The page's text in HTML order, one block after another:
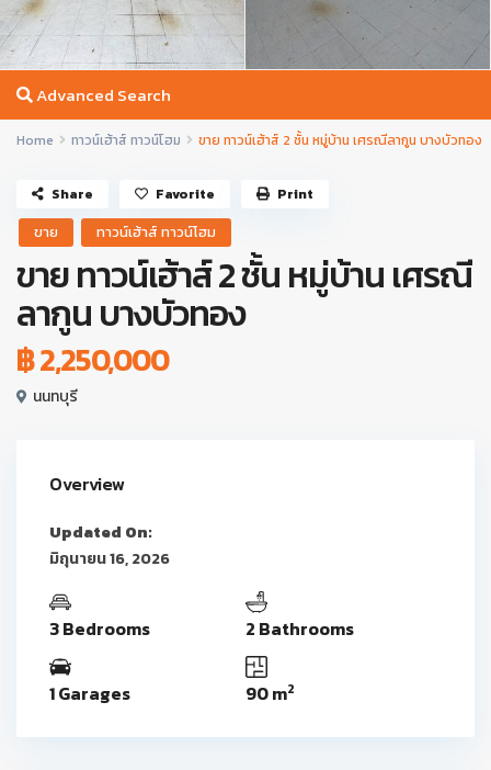
Advanced Search
Home ทาวน์เฮ้าส์ ทาวน์โฮม ขาย ทาวน์เฮ้าส์ 2 ชั้น หมู่บ้าน เศรณีลากูน บางบัวทอง
ขาย ทาวน์เฮ้าส์ ทาวน์โฮม
ขาย ทาวน์เฮ้าส์ 2 ชั้น หมู่บ้าน เศรณี
ลากูน บางบัวทอง
฿ 2,250,000
นนทบุรี
Share Favorite Print
Overview
Updated On:
มิถุนายน 16, 2026
3 Bedrooms 2 Bathrooms
1 Garages 90 m2